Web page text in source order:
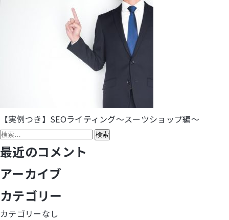
投
稿
ナ
ビ
ゲ
【実例つき】SEOライティング～スーツショップ編～
検
索:
最近のコメント
アーカイブ
カテゴリー
カテゴリーなし